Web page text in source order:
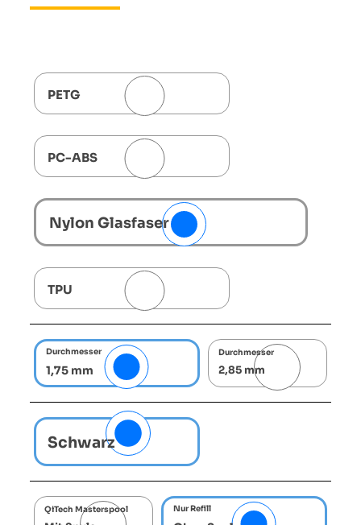
PETG
PC-ABS
Nylon Glasfaser
TPU
Durchmesser
1,75 mm
Durchmesser
2,85 mm
Schwarz
QiTech Masterspool Nur Refill